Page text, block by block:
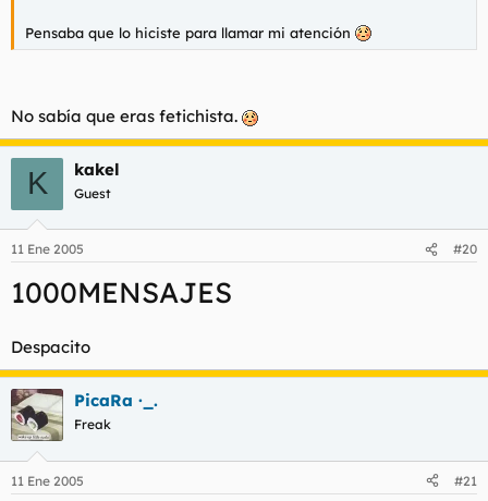
Pensaba que lo hiciste para llamar mi atención
No sabía que eras fetichista.
K kakel
Guest
11 Ene 2005 #20
1000MENSAJES
Despacito
PicaRa ·_.
Freak
11 Ene 2005 #21